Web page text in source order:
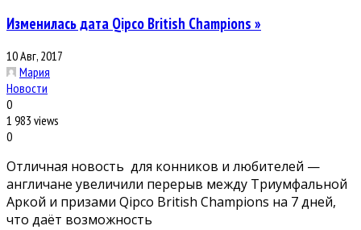
Изменилась дата Qipco British Champions »
10 Авг, 2017
Мария
Новости
0
1 983 views
0
Отличная новость для конников и любителей —
англичане увеличили перерыв между Триумфальной
Аркой и призами Qipco British Champions на 7 дней,
что даёт возможность